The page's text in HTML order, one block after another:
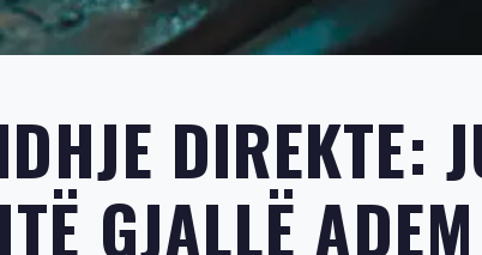
DIREKTE:
GJALLË ADEM